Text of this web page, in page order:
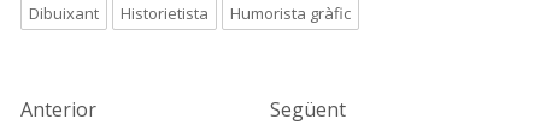
Dibuixant Historietista Humorista gràfic
Anterior Següent